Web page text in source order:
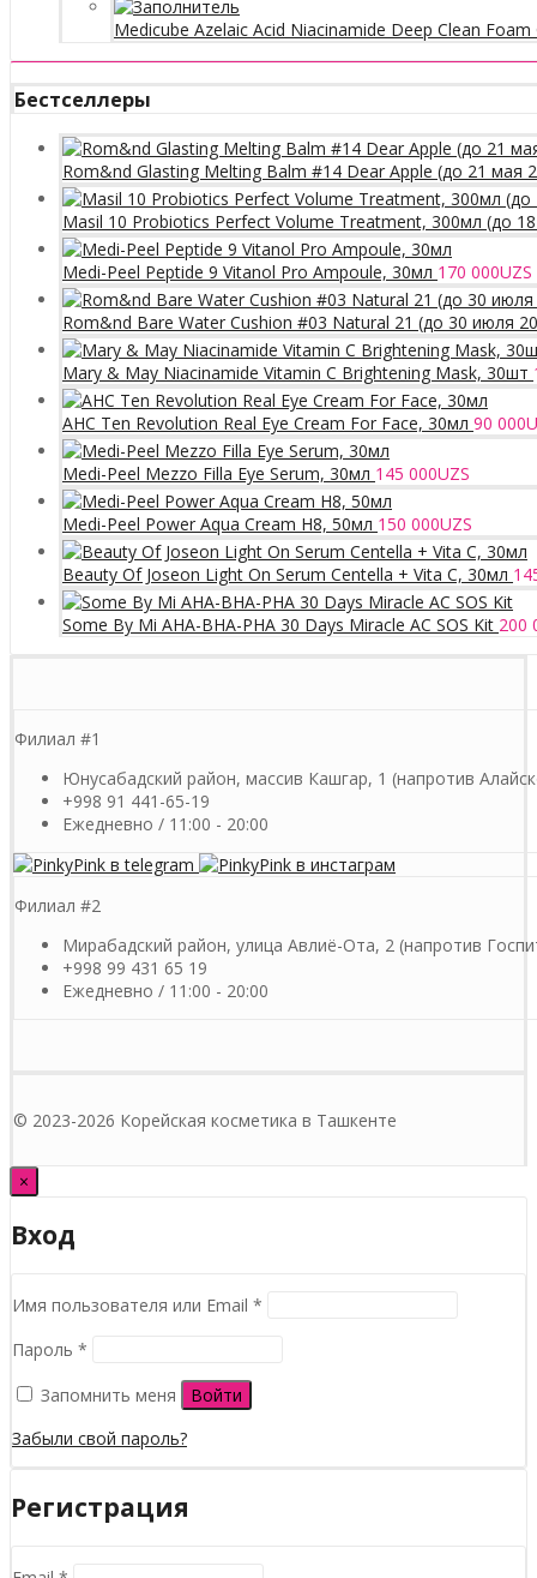
Medicube Azelaic Acid Niacinamide Deep Clean Foam
Бестселлеры
Rom&nd Glasting Melting Balm #14 Dear Apple (до 21 мая
Masil 10 Probiotics Perfect Volume Treatment, 300мл (до
Medi-Peel Peptide 9 Vitanol Pro Ampoule, 30мл 170 000UZS
Rom&nd Bare Water Cushion #03 Natural 21 (до 30 июля
Mary & May Niacinamide Vitamin C Brightening Mask, 30шт
AHC Ten Revolution Real Eye Cream For Face, 30мл 90 000
Medi-Peel Mezzo Filla Eye Serum, 30мл 145 000UZS
Medi-Peel Power Aqua Cream H8, 50мл 150 000UZS
Beauty Of Joseon Light On Serum Centella + Vita C, 30мл
Some By Mi AHA-BHA-PHA 30 Days Miracle AC SOS Kit 200
Филиал #1
Юнусабадский район, массив Кашгар, 1 (напротив
+998 91 441-65-19
Ежедневно / 11:00 - 20:00
Филиал #2
Мирабадский район, улица Авлиё-Ота, 2 (напротив
+998 99 431 65 19
Ежедневно / 11:00 - 20:00
© 2023-2026 Корейская косметика в Ташкенте
×
Вход
Имя пользователя или Email *
Пароль *
Запомнить меня
Войти
Забыли свой пароль?
Регистрация